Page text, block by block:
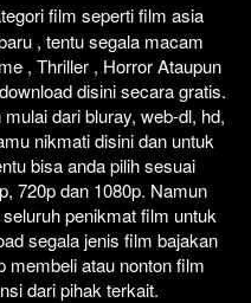
film seperti film asia
, tentu segala macam
, Thriller , Horror Ataupun
disini secara gratis.
dari bluray, web-dl, hd,
nikmati disini dan untuk
bisa anda pilih sesuai
720p dan 1080p. Namun
penikmat film untuk
segala jenis film bajakan
membeli atau nonton film
dari pihak terkait.